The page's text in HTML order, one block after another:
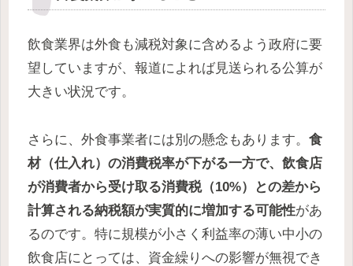
飲食業界は外食も減税対象に含めるよう政府に要
望していますが、報道によれば見送られる公算が
大きい状況です。
さらに、外食事業者には別の懸念もあります。 食
材（仕入れ）の消費税率が下がる一方で、飲食店
が消費者から受け取る消費税（10%）との差から
計算される納税額が実質的に増加する可能性があ
るのです。特に規模が小さく利益率の薄い中小の
飲食店にとっては、資金繰りへの影響が無視でき